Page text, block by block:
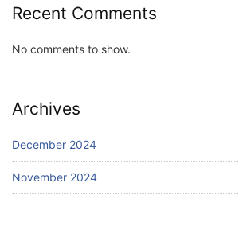
Recent Comments
No comments to show.
Archives
December 2024
November 2024